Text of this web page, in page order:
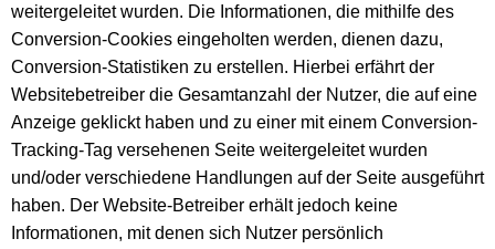
weitergeleitet wurden. Die Informationen, die mithilfe des
Conversion-Cookies eingeholten werden, dienen dazu,
Conversion-Statistiken zu erstellen. Hierbei erfährt der
Websitebetreiber die Gesamtanzahl der Nutzer, die auf eine
Anzeige geklickt haben und zu einer mit einem Conversion-
Tracking-Tag versehenen Seite weitergeleitet wurden
und/oder verschiedene Handlungen auf der Seite ausgeführt
haben. Der Website-Betreiber erhält jedoch keine
Informationen, mit denen sich Nutzer persönlich